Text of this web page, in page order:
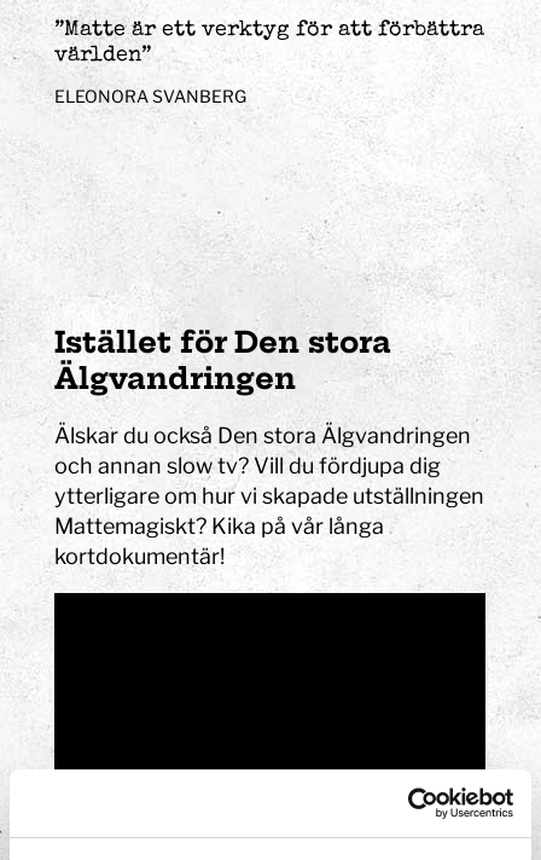
”Matte är ett verktyg för att förbättra
världen”
ELEONORA SVANBERG
Istället för Den stora
Älgvandringen
Älskar du också Den stora Älgvandringen
och annan slow tv? Vill du fördjupa dig
ytterligare om hur vi skapade utställningen
Mattemagiskt? Kika på vår långa
kortdokumentär!